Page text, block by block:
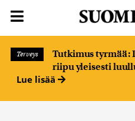
Terveys
Tutkimus tyrmää:
riipu yleisesti
Lue lisää